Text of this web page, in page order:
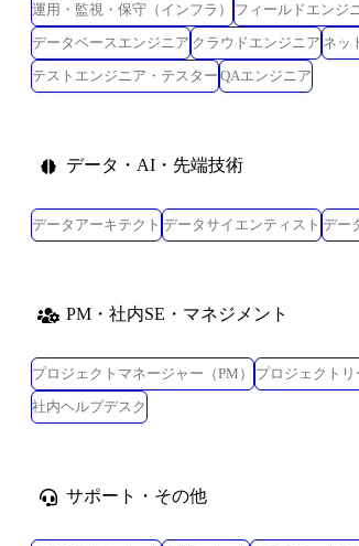
運用・監視・保守（インフラ） フィールドエンジ
データベースエンジニア クラウドエンジニア ネッ
テストエンジニア・テスター QAエンジニア
データ・AI・先端技術
データアーキテクト データサイエンティスト デー
PM・社内SE・マネジメント
プロジェクトマネージャー（PM） プロジェクトリ
社内ヘルプデスク
サポート・その他